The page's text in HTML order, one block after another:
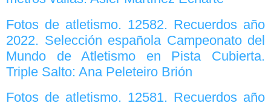
Fotos de atletismo. 12582. Recuerdos año
2022. Selección española Campeonato del
Mundo de Atletismo en Pista Cubierta.
Triple Salto: Ana Peleteiro Brión
Fotos de atletismo. 12581. Recuerdos año